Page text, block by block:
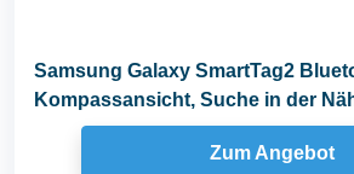
Samsung Galaxy SmartTag2
Kompassansicht, Suche in der
Tage...
Zum Angebot